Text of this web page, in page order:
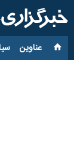
عناوین‌